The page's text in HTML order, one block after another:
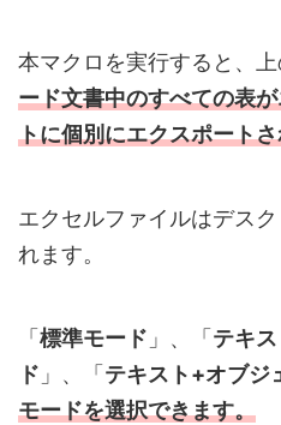
本マクロを実行すると、上
ード文書中のすべての表
トに個別にエクスポート
エクセルファイルはデス
れます。
「 標準モード 」、「 テキ
ド 」、「 テキスト+オブジ
モードを選択できます。